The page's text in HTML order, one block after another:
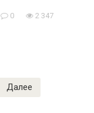
0 2 347
Далее